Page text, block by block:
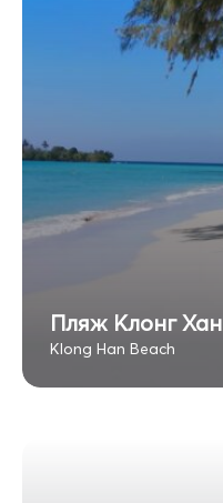
Пляж Клонг Хан
Klong Han Beach